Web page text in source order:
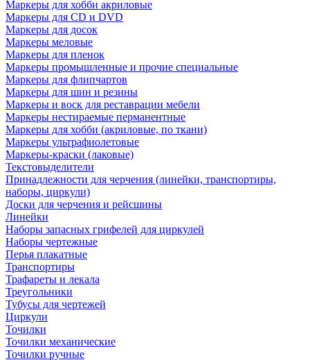
Маркеры для хобби акриловые
Маркеры для CD и DVD
Маркеры для досок
Маркеры меловые
Маркеры для пленок
Маркеры промышленные и прочие специальные
Маркеры для флипчартов
Маркеры для шин и резины
Маркеры и воск для реставрации мебели
Маркеры нестираемые перманентные
Маркеры для хобби (акриловые, по ткани)
Маркеры ультрафиолетовые
Маркеры-краски (лаковые)
Текстовыделители
Принадлежности для черчения (линейки, транспортиры,
наборы, циркули)
Доски для черчения и рейсшины
Линейки
Наборы запасных грифелей для циркулей
Наборы чертежные
Перья плакатные
Транспортиры
Трафареты и лекала
Треугольники
Тубусы для чертежей
Циркули
Точилки
Точилки механические
Точилки ручные